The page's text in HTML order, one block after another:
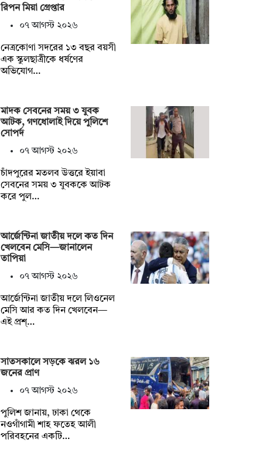
রিপন মিয়া গ্রেপ্তার
০৭ আগস্ট ২০২৬
নেত্রকোণা সদরের ১৩ বছর বয়সী
এক স্কুলছাত্রীকে ধর্ষণের
অভিযোগ…
মাদক সেবনের সময় ৩ যুবক
আটক, গণধোলাই দিয়ে পুলিশে
সোপর্দ
০৭ আগস্ট ২০২৬
চাঁদপুরের মতলব উত্তরে ইয়াবা
সেবনের সময় ৩ যুবককে আটক
করে পুল…
আর্জেন্টিনা জাতীয় দলে কত দিন
খেলবেন মেসি—জানালেন
তাপিয়া
০৭ আগস্ট ২০২৬
আর্জেন্টিনা জাতীয় দলে লিওনেল
মেসি আর কত দিন খেলবেন—
এই প্রশ্…
সাতসকালে সড়কে ঝরল ১৬
জনের প্রাণ
০৭ আগস্ট ২০২৬
পুলিশ জানায়, ঢাকা থেকে
নওগাঁগামী শাহ ফতেহ আলী
পরিবহনের একটি…